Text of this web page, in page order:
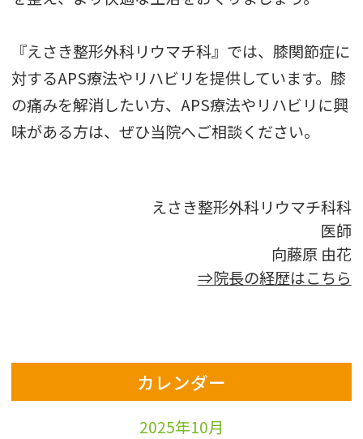
『えさき整形外科リウマチ科』では、膝関節症に
対するAPS療法やリハビリを提供しています。膝
の痛みを解消したい方、APS療法やリハビリに興
味がある方は、ぜひ当院へご相談ください。
えさき整形外科リウマチ科科
医師
向藤原 由花
⇒院長の経歴はこちら
カレンダー
2025年10月